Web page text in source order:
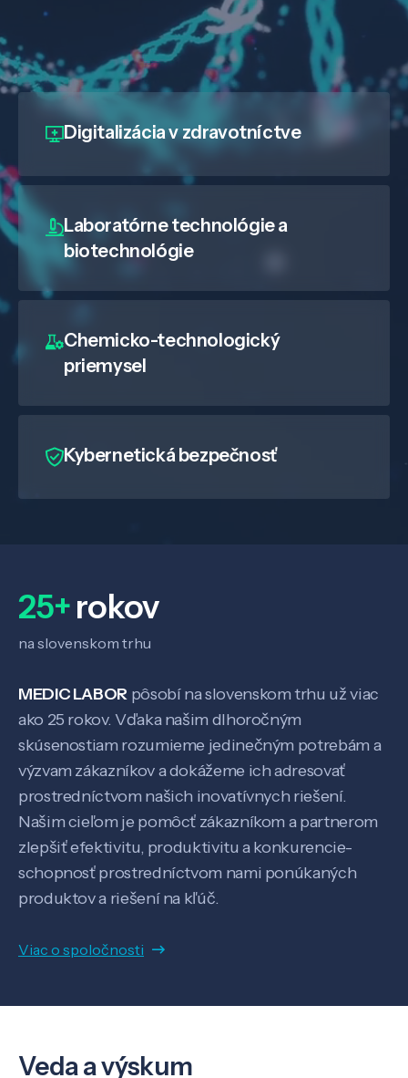
Veda a výskum
Digitalizáciav zdravotníctve
Laboratórne technológie a
biotechnológie
Chemicko-technologický
priemysel
Kybernetická bezpečnosť
25+rokov
na slovenskom trhu
MEDIC LABOR pôsobí na slovenskom trhu už viac
ako 25 rokov. Vďaka našim dlhoročným
skúsenostiam rozumieme jedinečným potrebám a
výzvam zákazníkov a dokážeme ich adresovať
prostredníctvom našich inovatívnych riešení.
Našim cieľom je pomôcť zákazníkom a partnerom
zlepšiť efektivitu, produktivitu a konkurencie-
schopnosť prostredníctvom nami ponúkaných
produktov a riešení na kľúč.
Viac o spoločnosti
Veda a výskum